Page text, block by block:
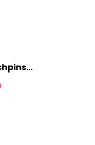
ToolSpace Pinselset Flachpinsel Set 36er Borstenpinsel 25 mm Flachpinsel-Set Naturborsten Pinsel Holz Griff Lackierpinsel Malerpinsel Lasurpinsel Streichen Wänden Malerbedarf Wandfarbe Streichpinsel